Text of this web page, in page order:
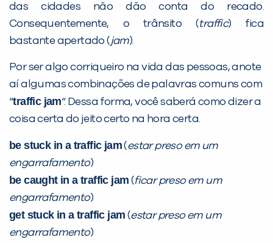
das cidades não dão conta do recado.
Consequentemente, o trânsito (traffic) fica
bastante apertado (jam).
Por ser algo corriqueiro na vida das pessoas, anote
aí algumas combinações de palavras comuns com
“traffic jam“. Dessa forma, você saberá como dizer a
coisa certa do jeito certo na hora certa.
be stuck in a traffic jam(estar preso em um
engarrafamento)
be caught in a traffic jam (ficar preso em um
engarrafamento)
get stuck in a traffic jam (estar preso em um
engarrafamento)
Preencha com seus dados abaixo e
já vamos te colocar em contato
com a